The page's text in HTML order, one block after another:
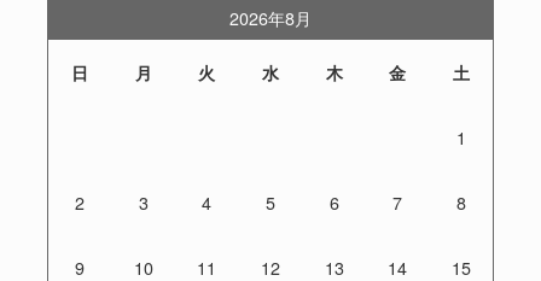
2026年8月
日 月 火 水 木 金 土
1
2 3 4 5 6 7 8
9 10 11 12 13 14 15